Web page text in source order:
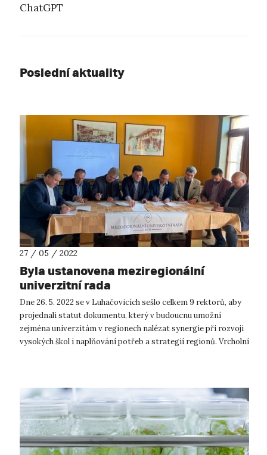
ChatGPT
Poslední aktuality
27 / 05 / 2022
Byla ustanovena meziregionální
univerzitní rada
Dne 26. 5. 2022 se v Luhačovicích sešlo celkem 9 rektorů, aby
projednali statut dokumentu, který v budoucnu umožní
zejména univerzitám v regionech nalézat synergie při rozvoji
vysokých škol i naplňování potřeb a strategií regionů. Vrcholní